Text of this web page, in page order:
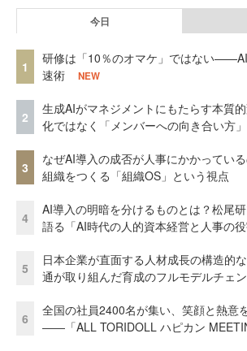
今日
1
研修は「10％のオマケ」ではない
速術
NEW
2
生成AIがマネジメントにもたらす本質
化ではなく「メンバーへの向き合い方」
3
なぜAI導入の成否が人事にかかってい
組織をつくる「組織OS」という視点
4
AI導入の明暗を分けるものとは？松尾
語る「AI時代の人的資本経営と人事の役
5
日本企業が直面する人材成長の構造的
通が取り組んだ育成のフルモデルチェ
6
全国の社員2400名が集い、笑顔と熱意
――「ALL TORIDOLL ハピカン